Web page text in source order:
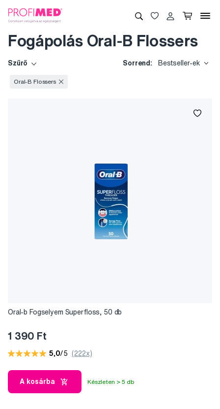
Fogápolás Oral-B Flossers
Szűrő Sorrend: Bestseller-ek
Oral-B Flossers
Oral-b Fogselyem Superfloss, 50 db
1 390 Ft
5,0/5 (222x)
A kosárba Készleten > 5 db